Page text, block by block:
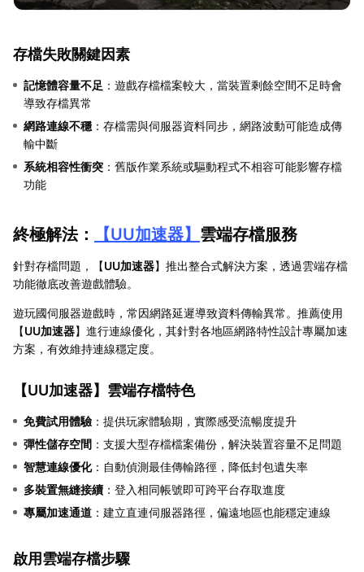
存檔失敗關鍵因素
記憶體容量不足 ：遊戲存檔檔案較大，當裝置剩餘空間不足時會
導致存檔異常
網路連線不穩 ：存檔需與伺服器資料同步，網路波動可能造成傳
輸中斷
系統相容性衝突 ：舊版作業系統或驅動程式不相容可能影響存檔
功能
終極解法： 【UU加速器】 雲端存檔服務
針對存檔問題，【UU加速器】推出整合式解決方案，透過雲端存檔
功能徹底改善遊戲體驗。
遊玩國伺服器遊戲時，常因網路延遲導致資料傳輸異常。推薦使用
【UU加速器】進行連線優化，其針對各地區網路特性設計專屬加速
方案，有效維持連線穩定度。
【UU加速器】雲端存檔特色
免費試用體驗 ：提供玩家體驗期，實際感受流暢度提升
彈性儲存空間 ：支援大型存檔檔案備份，解決裝置容量不足問題
智慧連線優化：自動偵測最佳傳輸路徑，降低封包遺失率
多裝置無縫接續 ：登入相同帳號即可跨平台存取進度
專屬加速通道 ：建立直連伺服器路徑，偏遠地區也能穩定連線
啟用雲端存檔步驟